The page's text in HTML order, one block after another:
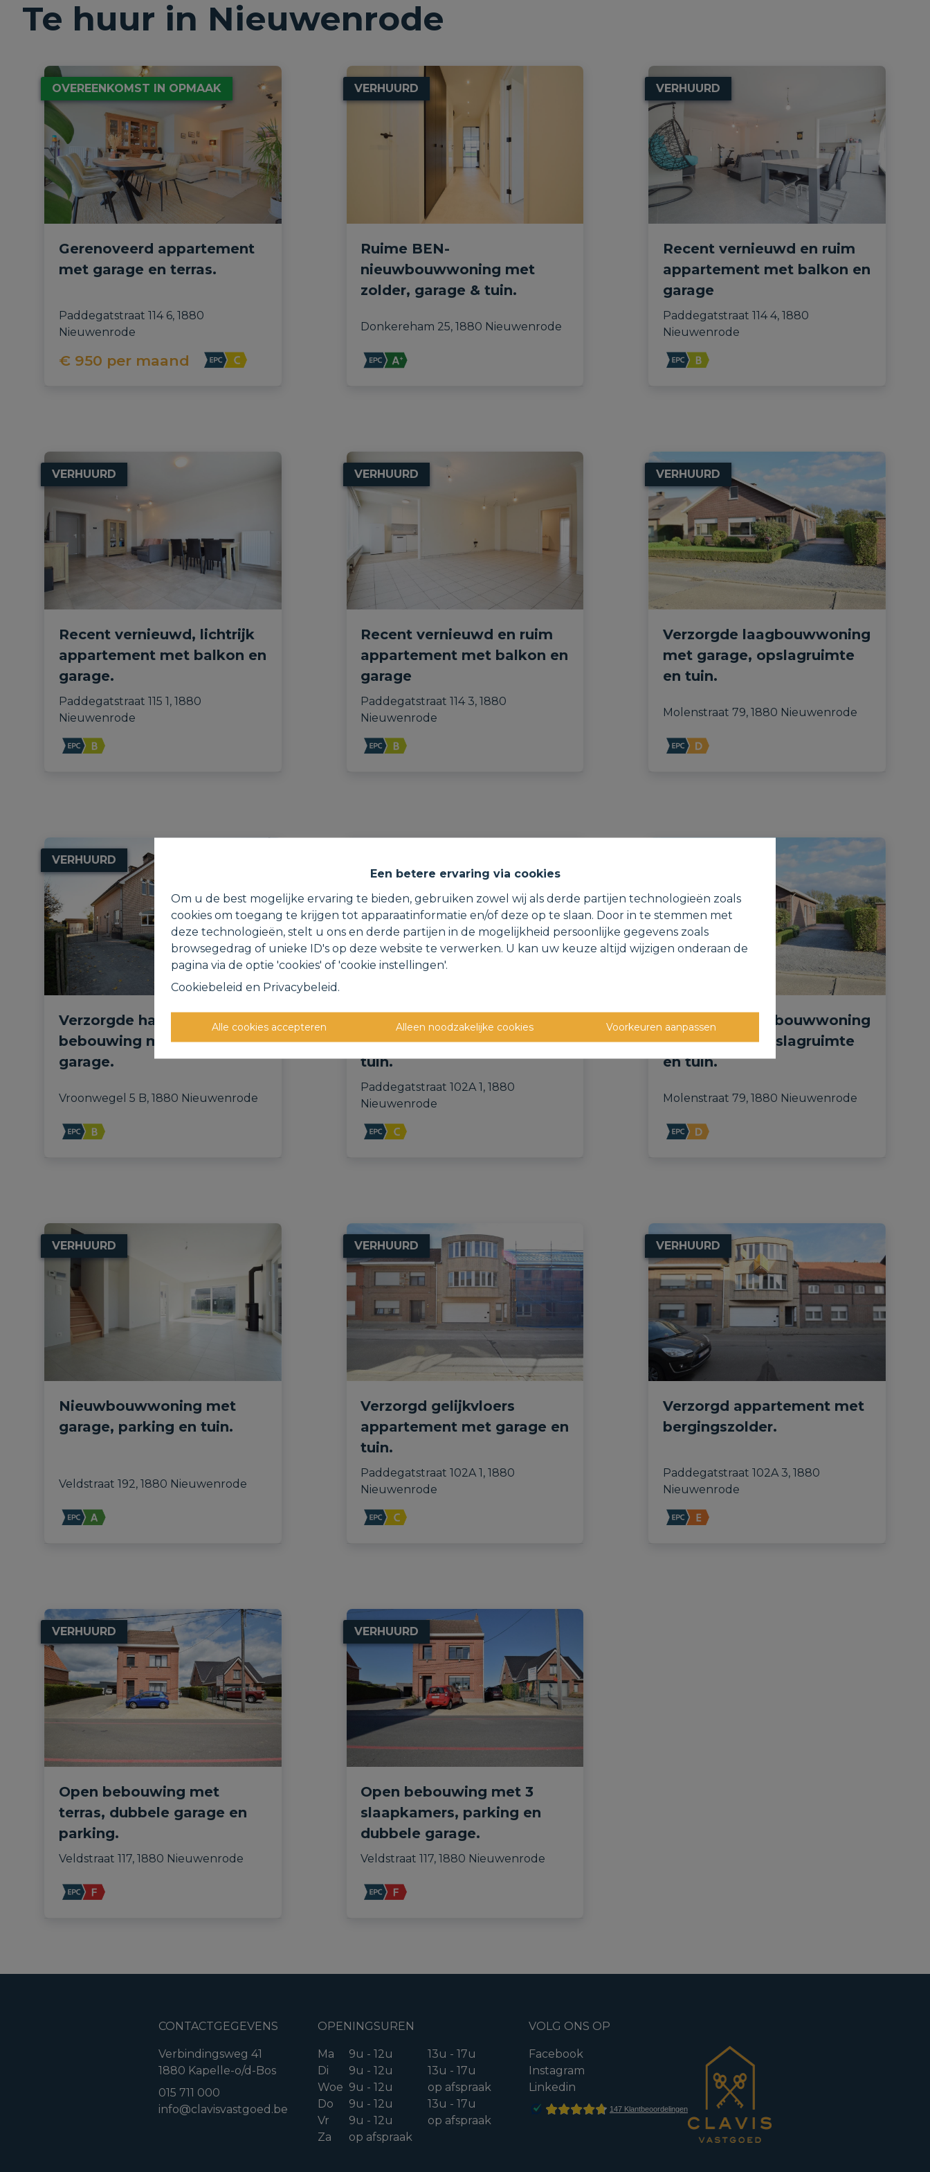
Een betere ervaring via cookies
Om u de best mogelijke ervaring te bieden, gebruiken zowel wij als derde partijen technologieën zoals
cookies om toegang te krijgen tot apparaatinformatie en/of deze op te slaan. Door in te stemmen met
deze technologieën, stelt u ons en derde partijen in de mogelijkheid persoonlijke gegevens zoals
browsegedrag of unieke ID's op deze website te verwerken. U kan uw keuze altijd wijzigen onderaan de
pagina via de optie 'cookies' of 'cookie instellingen'.
Cookiebeleid en Privacybeleid .
Alle cookies accepteren Alleen noodzakelijke cookies Voorkeuren aanpassen
Te huur in Nieuwenrode
OVEREENKOMST IN OPMAAK
Gerenoveerd appartement
met garage en terras.
Paddegatstraat 114 6, 1880
Nieuwenrode
€ 950 per maand
VERHUURD
Ruime BEN-
nieuwbouwwoning met
zolder, garage & tuin.
Donkereham 25, 1880 Nieuwenrode
VERHUURD
Recent vernieuwd en ruim
appartement met balkon en
garage
Paddegatstraat 114 4, 1880
Nieuwenrode
VERHUURD
Recent vernieuwd, lichtrijk
appartement met balkon en
garage.
Paddegatstraat 115 1, 1880
Nieuwenrode
VERHUURD
Recent vernieuwd en ruim
appartement met balkon en
garage
Paddegatstraat 114 3, 1880
Nieuwenrode
VERHUURD
Verzorgde laagbouwwoning
met garage, opslagruimte
en tuin.
Molenstraat 79, 1880 Nieuwenrode
VERHUURD
Verzorgde halfopen
bebouwing met tuin &
garage.
Vroonwegel 5 B, 1880 Nieuwenrode
Verzorgd gelijkvloers
appartement met garage en
tuin.
Paddegatstraat 102A 1, 1880
Nieuwenrode
Verzorgde laagbouwwoning
met garage, opslagruimte
en tuin.
Molenstraat 79, 1880 Nieuwenrode
VERHUURD
Nieuwbouwwoning met
garage, parking en tuin.
Veldstraat 192, 1880 Nieuwenrode
VERHUURD
Verzorgd gelijkvloers
appartement met garage en
tuin.
Paddegatstraat 102A 1, 1880
Nieuwenrode
VERHUURD
Verzorgd appartement met
bergingszolder.
Paddegatstraat 102A 3, 1880
Nieuwenrode
VERHUURD
Open bebouwing met
terras, dubbele garage en
parking.
Veldstraat 117, 1880 Nieuwenrode
VERHUURD
Open bebouwing met 3
slaapkamers, parking en
dubbele garage.
Veldstraat 117, 1880 Nieuwenrode
CONTACTGEGEVENS
Verbindingsweg 41
1880 Kapelle-o/d-Bos
015 711 000
info@clavisvastgoed.be
OPENINGSUREN
Ma 9u - 12u
13u - 17u
Di
9u - 12u
13u - 17u
Woe 9u - 12u
op afspraak
Do
9u - 12u
13u - 17u
Vr
9u - 12u
op afspraak
Za
op afspraak
VOLG ONS OP
Facebook
Instagram
Linkedin